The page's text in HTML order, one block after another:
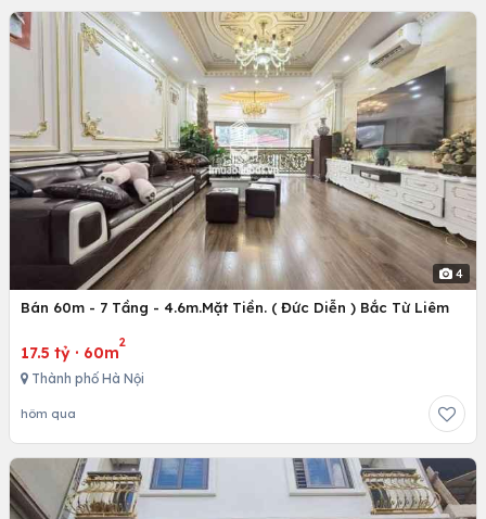
4
Bán 60m - 7 Tầng - 4.6m.Mặt Tiền. ( Đức Diễn ) Bắc Từ Liêm
17.5 tỷ · 60m
2
Thành phố Hà Nội
hôm qua